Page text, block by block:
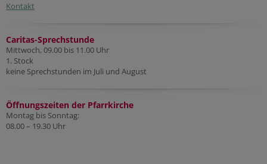
Kontakt
Caritas-Sprechstunde
Mittwoch, 09.00 bis 11.00 Uhr
1. Stock
keine Sprechstunden im Juli und August
Öffnungszeiten der Pfarrkirche
Montag bis Sonntag:
08.00 – 19.30 Uhr